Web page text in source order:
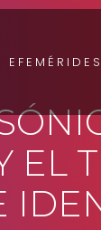
EFEMÉRIDES
EL